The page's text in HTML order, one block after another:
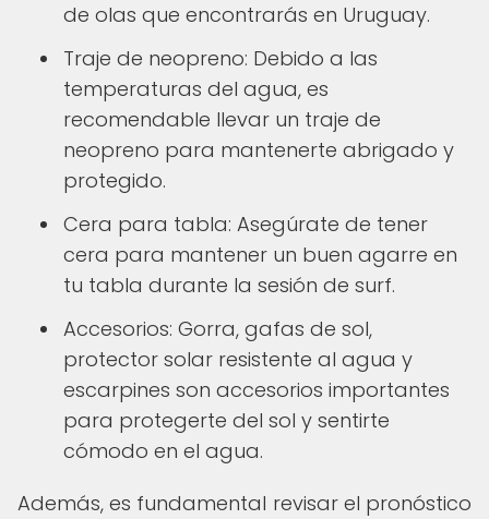
de olas que encontrarás en Uruguay.
Traje de neopreno: Debido a las
temperaturas del agua, es
recomendable llevar un traje de
neopreno para mantenerte abrigado y
protegido.
Cera para tabla: Asegúrate de tener
cera para mantener un buen agarre en
tu tabla durante la sesión de surf.
Accesorios: Gorra, gafas de sol,
protector solar resistente al agua y
escarpines son accesorios importantes
para protegerte del sol y sentirte
cómodo en el agua.
Además, es fundamental revisar el pronóstico